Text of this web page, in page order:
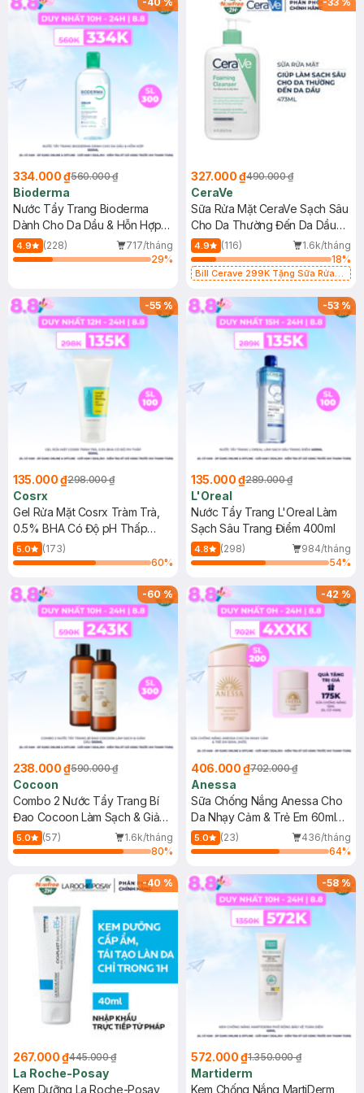
334.000 ₫560.000 ₫
Bioderma
Nước Tẩy Trang Bioderma
Dành Cho Da Dầu & Hỗn Hợp
500ml
4.9 (228)
717/tháng
29%
327.000 ₫490.000 ₫
CeraVe
Sữa Rửa Mặt CeraVe Sạch Sâu
Cho Da Thường Đến Da Dầu
473ml
4.9 (116)
1.6k/tháng
18%
Bill Cerave 299K Tặng Sữa Rửa
-55%
135.000 ₫298.000 ₫
Cosrx
Gel Rửa Mặt Cosrx Tràm Trà,
0.5% BHA Có Độ pH Thấp
150ml
5.0
(173)
60%
-53%
135.000 ₫289.000 ₫
L'Oreal
Nước Tẩy Trang L'Oreal Làm
Sạch Sâu Trang Điểm 400ml
4.8 (298)
984/tháng
54%
-60%
238.000 ₫590.000 ₫
Cocoon
Combo 2 Nước Tẩy Trang Bí
Đao Cocoon Làm Sạch & Giảm
Dầu 500ml
5.0 (57)
1.6k/tháng
80%
-42%
406.000 ₫702.000 ₫
Anessa
Sữa Chống Nắng Anessa Cho
Da Nhạy Cảm & Trẻ Em 60ml
(Mới)
5.0 (23)
436/tháng
64%
-40 %
267.000 ₫445.000 ₫
La Roche-Posay
Kem Dưỡng La Roche-Posay
-58%
572.000 ₫1.350.000 ₫
Martiderm
Kem Chống Nắng MartiDerm